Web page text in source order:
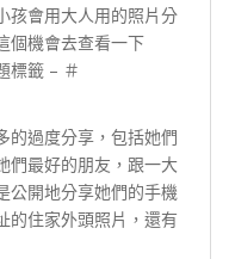
孩會用大人用的照片分
個機會去查看一下
標籤 – ＃
的過度分享，包括她們
們最好的朋友，跟一大
公開地分享她們的手機
的住家外頭照片，還有